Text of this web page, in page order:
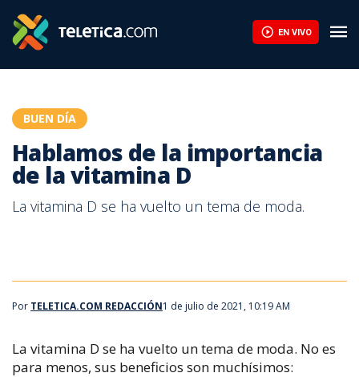
EN VIVO
BUEN DÍA
Hablamos de la importancia
de la vitamina D
La vitamina D se ha vuelto un tema de moda.
Por TELETICA.COM REDACCIÓN1 de julio de 2021, 10:19 AM
La vitamina D se ha vuelto un tema de moda. No es
para menos, sus beneficios son muchísimos: